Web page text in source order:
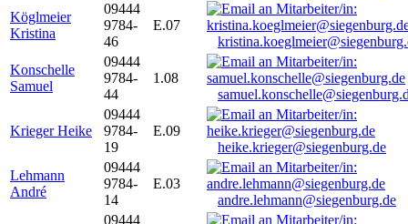
Köglmeier
Kristina
09444
9784-
46
E.07
Konschelle
Samuel
09444
9784-
44
1.08
Krieger Heike
09444
9784-
19
E.09
heike.krieger@siegenburg.de
Lehmann
André
09444
9784-
14
E.03
andre.lehmann@siegenburg.de
09444